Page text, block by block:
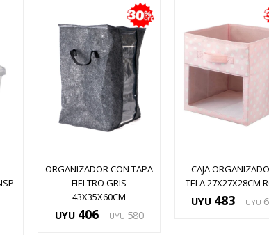
ORGANIZADOR CON TAPA
FIELTRO GRIS
43X35X60CM
UYU 406 UYU 580
CAJA
TELA 27X27X28CM
UYU 483 UYU